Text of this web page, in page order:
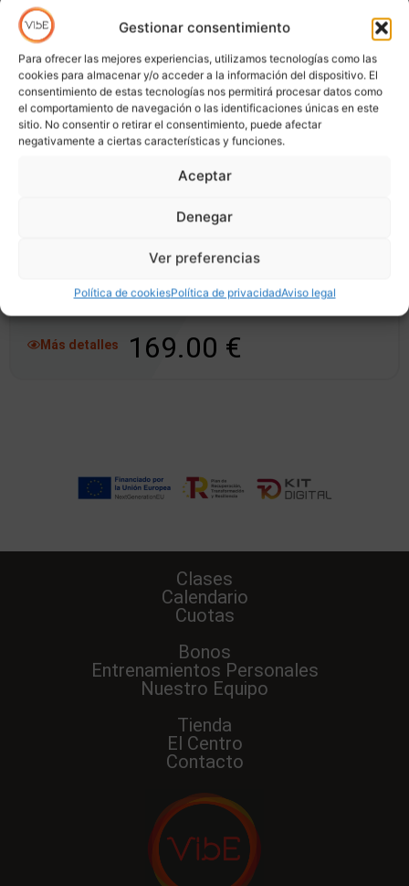
Gestionar consentimiento
Para ofrecer las mejores experiencias, utilizamos tecnologías como las
cookies para almacenar y/o acceder a la información del dispositivo. El
consentimiento de estas tecnologías nos permitirá procesar datos como
el comportamiento de navegación o las identificaciones únicas en este
sitio. No consentir o retirar el consentimiento, puede afectar
negativamente a ciertas características y funciones.
Aceptar
Denegar
Ver preferencias
Política de cookiesPolítica de privacidadAviso legal
CUOTA 10
10 créditos
Cuota mensual de 10 clases grupales.
Esta cuota incluye todas las clases de Pilates Studio, Fit Reformer,
Movility, Barre y Fuerza.
Más detalles 149.00 €
Válido 1 mes natural
Esta cuota incluye todas las clases de Pilates Studio, Fit Reformer,
Más detalles 169.00 €
Clases
Calendario
Cuotas
Bonos
Entrenamientos Personales
Nuestro Equipo
Tienda
El Centro
Contacto